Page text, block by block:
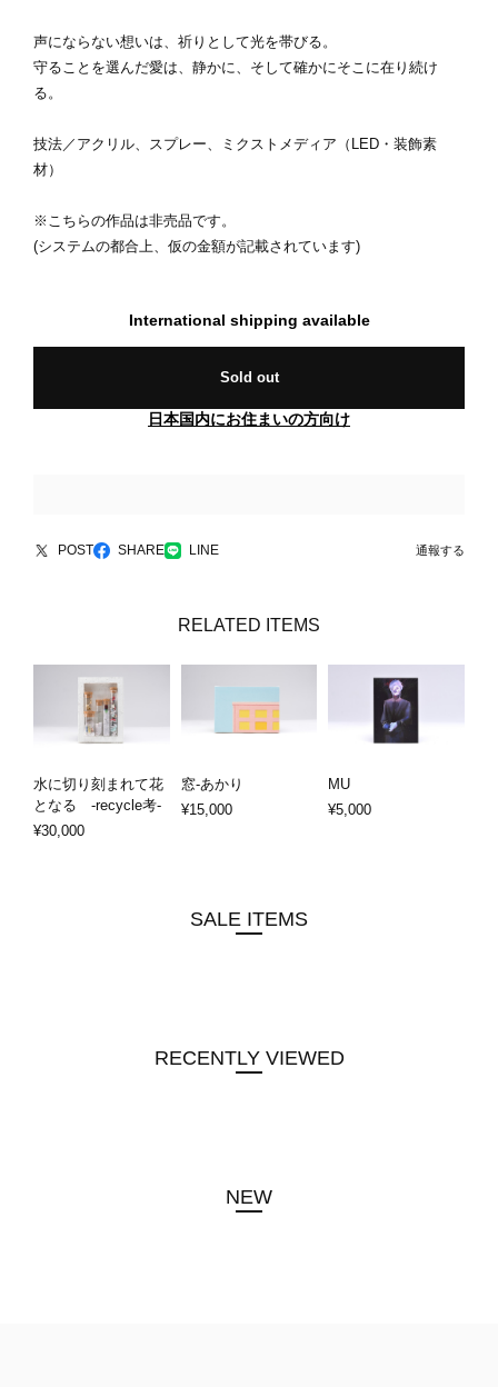
声にならない想いは、祈りとして光を帯びる。
守ることを選んだ愛は、静かに、そして確かにそこに在り続け
る。
技法／アクリル、スプレー、ミクストメディア（LED・装飾素
材）
※こちらの作品は非売品です。
(システムの都合上、仮の金額が記載されています)
International shipping available
Sold out
日本国内にお住まいの方向け
POST SHARE LINE 通報する
RELATED ITEMS
水に切り刻まれて花
となる -recycle考-
¥30,000
窓-あかり
¥15,000
MU
¥5,000
SALE ITEMS
RECENTLY VIEWED
NEW